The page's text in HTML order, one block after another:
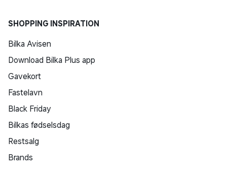
SHOPPING INSPIRATION
Bilka Avisen
Download Bilka Plus app
Gavekort
Fastelavn
Black Friday
Bilkas fødselsdag
Restsalg
Brands